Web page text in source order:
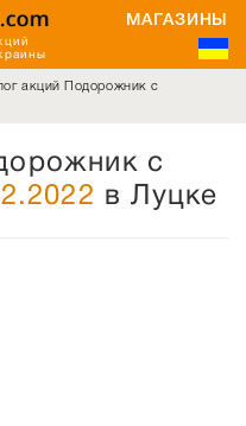
МАГАЗИНЫ
акций Подорожник с
с
в Луцке